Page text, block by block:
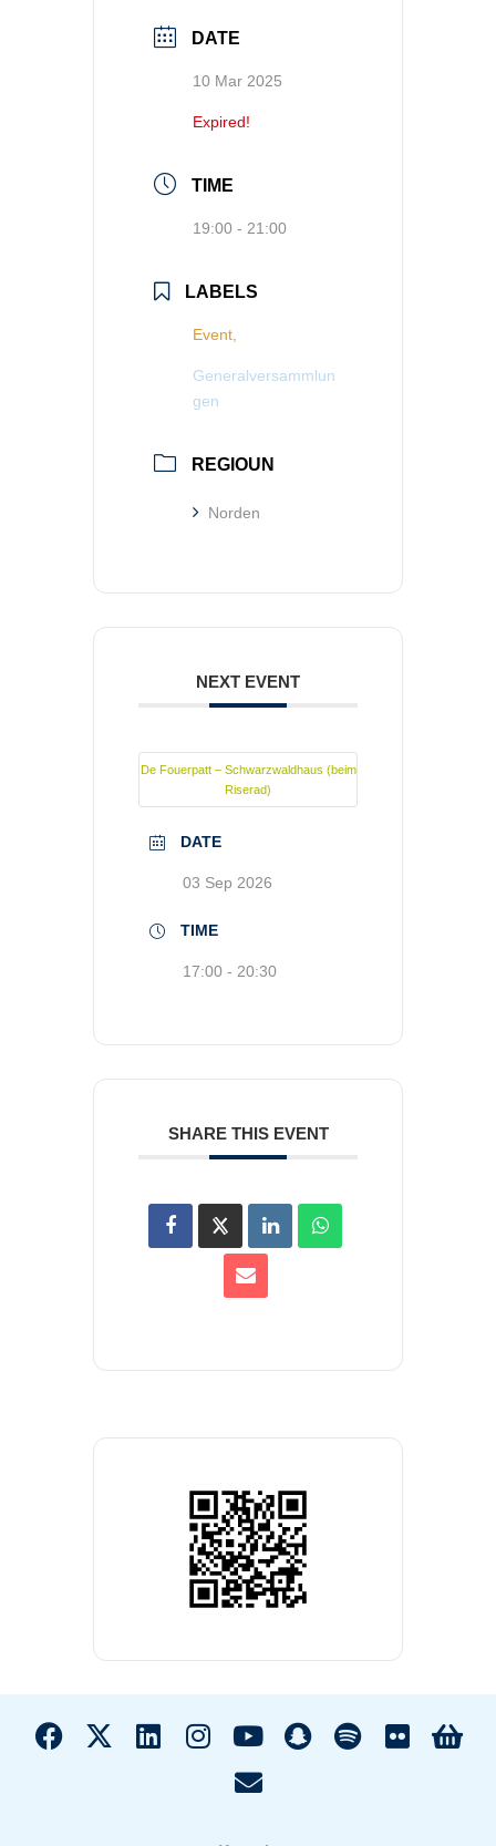
DATE
10 Mar 2025
Expired!
TIME
19:00 - 21:00
LABELS
Event,
Generalversammlun
gen
REGIOUN
Norden
NEXT EVENT
De Fouerpatt – Schwarzwaldhaus (beim
Riserad)
DATE
03 Sep 2026
TIME
17:00 - 20:30
SHARE THIS EVENT